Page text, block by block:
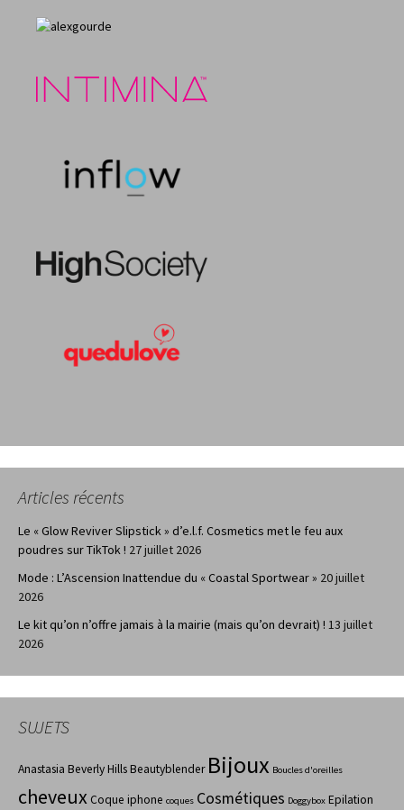
Articles récents
Le « Glow Reviver Slipstick » d’e.l.f. Cosmetics met le feu aux
poudres sur TikTok ! 27 juillet 2026
Mode : L’Ascension Inattendue du « Coastal Sportwear » 20 juillet
2026
Le kit qu’on n’offre jamais à la mairie (mais qu’on devrait) ! 13 juillet
2026
SUJETS
Anastasia Beverly HillsBeautyblender Bijoux Boucles d'oreilles
cheveuxCoque iphone coques Cosmétiques Doggybox Epilation